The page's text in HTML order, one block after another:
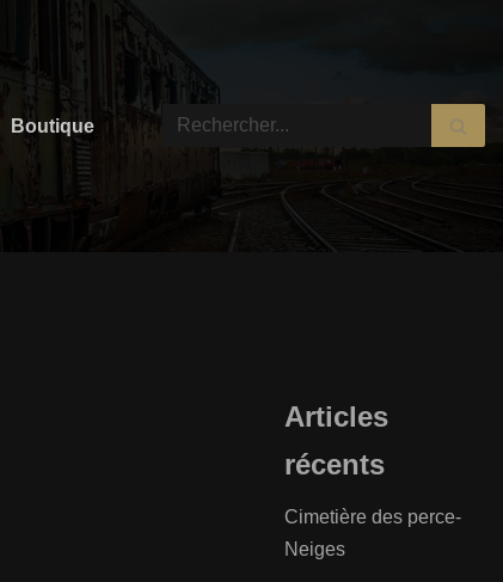
Boutique
Articles
récents
Cimetière des perce-
Neiges